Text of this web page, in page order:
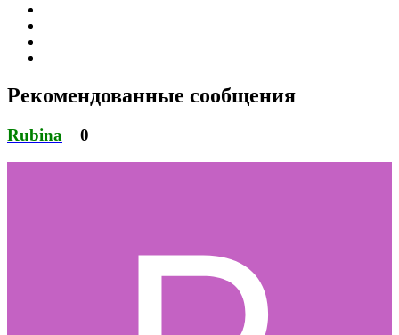
Рекомендованные сообщения
Rubina 0